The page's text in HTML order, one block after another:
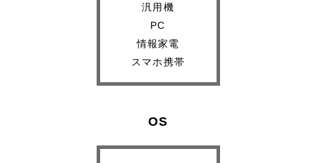
汎用機
PC
情報家電
スマホ携帯
OS